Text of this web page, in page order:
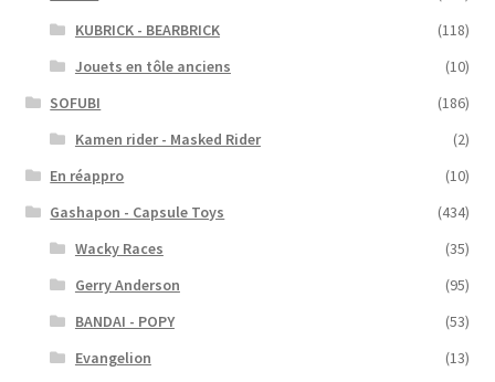
KUBRICK - BEARBRICK
(118)
Jouets en tôle anciens
(10)
SOFUBI
(186)
Kamen rider - Masked Rider
(2)
En réappro
(10)
Gashapon - Capsule Toys
(434)
Wacky Races
(35)
Gerry Anderson
(95)
BANDAI - POPY
(53)
Evangelion
(13)